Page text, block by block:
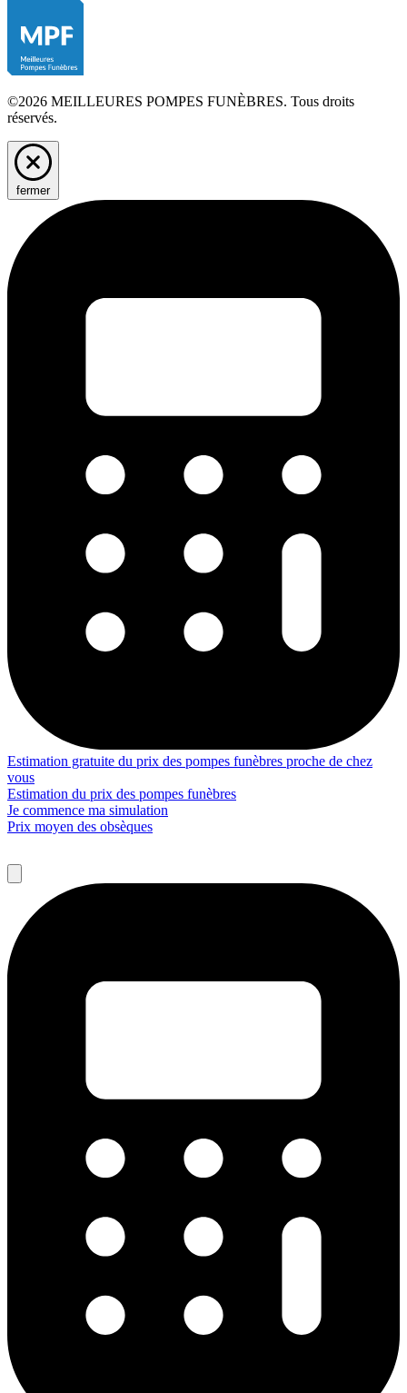
©2026 MEILLEURES POMPES FUNÈBRES. Tous droits
réservés.
fermer
Estimation gratuite du prix des pompes funèbres proche de chez
vous
Estimation du prix des pompes funèbres
Je commence ma simulation
Prix moyen des obsèques